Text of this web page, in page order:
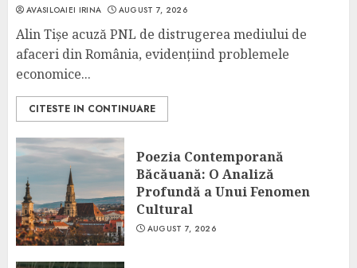
AVASILOAIEI IRINA AUGUST 7, 2026
Alin Tișe acuză PNL de distrugerea mediului de
afaceri din România, evidențiind problemele
economice...
CITESTE IN CONTINUARE
Poezia Contemporană
Băcăuană: O Analiză
Profundă a Unui Fenomen
Cultural
AUGUST 7, 2026